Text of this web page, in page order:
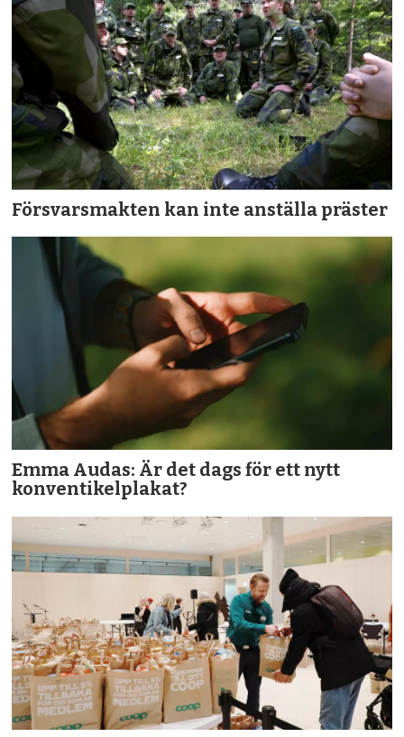
Försvarsmakten kan inte anställa präster
Emma Audas: Är det dags för ett nytt
konventikelplakat?